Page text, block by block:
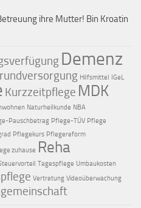
ihre Mutter! Bin Kroatin
Demenz
Hilfsmittel IGeL
Kurzzeitpflege MDK
Naturheilkunde NBA
Pauschbetrag Pflege-TÜV Pflege
Pflegekurs Pflegereform
zuhause Reha
Tagespflege Umbaukosten
Vertretung Videoüberwachung